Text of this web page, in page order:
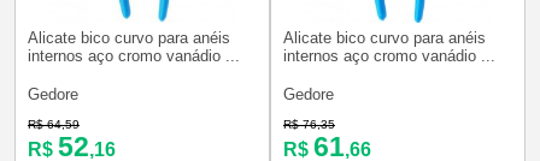
Alicate bico curvo para anéis
internos aço cromo vanádio ...
Gedore
R$ 64,59
R$ 52,16
Alicate bico curvo para anéis
internos aço cromo vanádio ...
Gedore
R$ 76,35
R$ 61,66